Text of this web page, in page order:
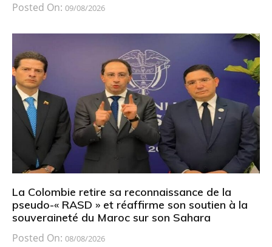
Posted On: 09/08/2026
La Colombie retire sa reconnaissance de la
pseudo-« RASD » et réaffirme son soutien à la
souveraineté du Maroc sur son Sahara
Posted On: 08/08/2026